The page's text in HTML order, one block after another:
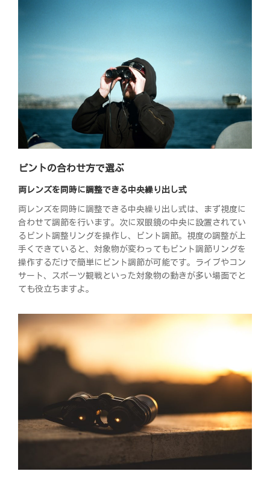
ピントの合わせ方で選ぶ
両レンズを同時に調整できる中央繰り出し式
両レンズを同時に調整できる中央繰り出し式は、まず視度に
合わせて調節を行います。次に双眼鏡の中央に設置されてい
るピント調整リングを操作し、ピント調節。視度の調整が上
手くできていると、対象物が変わってもピント調節リングを
操作するだけで簡単にピント調節が可能です。ライブやコン
サート、スポーツ観戦といった対象物の動きが多い場面でと
ても役立ちますよ。